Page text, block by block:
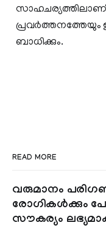
പ്രവര്‍ത്തനത്തേയും
ബാധിക്കും.
READ MORE
വരുമാനം
രോഗികൾക്കും
സൗകര്യം